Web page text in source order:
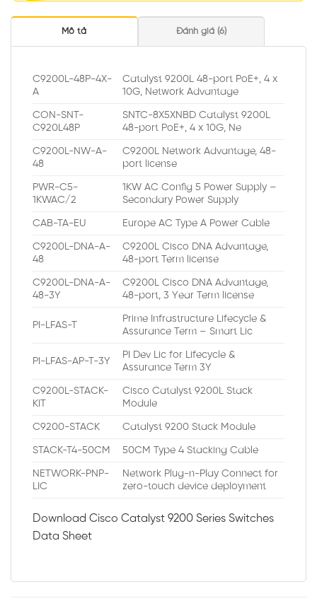
Mô tả Đánh giá (6)
C9200L-48P-4X-
A
Catalyst 9200L 48-port PoE+, 4 x
10G, Network Advantage
CON-SNT-
C920L48P
SNTC-8X5XNBD Catalyst 9200L
48-port PoE+, 4 x 10G, Ne
C9200L-NW-A-
48
C9200L Network Advantage, 48-
port license
PWR-C5-
1KWAC/2
1KW AC Config 5 Power Supply –
Secondary Power Supply
CAB-TA-EU Europe AC Type A Power Cable
C9200L-DNA-A-
48
C9200L Cisco DNA Advantage,
48-port Term license
C9200L-DNA-A-
48-3Y
C9200L Cisco DNA Advantage,
48-port, 3 Year Term license
PI-LFAS-T
Prime Infrastructure Lifecycle &
Assurance Term – Smart Lic
PI-LFAS-AP-T-3Y
PI Dev Lic for Lifecycle &
Assurance Term 3Y
C9200L-STACK-
KIT
Cisco Catalyst 9200L Stack
Module
C9200-STACK Catalyst 9200 Stack Module
STACK-T4-50CM 50CM Type 4 Stacking Cable
NETWORK-PNP-
LIC
Network Plug-n-Play Connect for
zero-touch device deployment
Download Cisco Catalyst 9200 Series Switches
Data Sheet